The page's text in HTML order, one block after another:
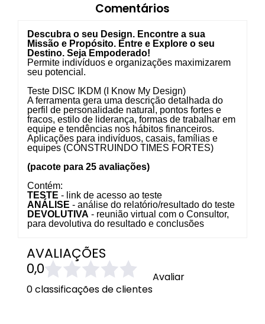
Comentários
Descubra o seu Design. Encontre a sua
Missão e Propósito. Entre e Explore o seu
Destino. Seja Empoderado!
Permite indivíduos e organizações maximizarem
seu potencial.
Teste DISC IKDM (I Know My Design)
A ferramenta gera uma descrição detalhada do
perfil de personalidade natural, pontos fortes e
fracos, estilo de liderança, formas de trabalhar em
equipe e tendências nos hábitos financeiros.
Aplicações para indivíduos, casais, famílias e
equipes (CONSTRUINDO TIMES FORTES)
(pacote para 25 avaliações)
Contém:
TESTE - link de acesso ao teste
ANÁLISE - análise do relatório/resultado do teste
DEVOLUTIVA - reunião virtual com o Consultor,
para devolutiva do resultado e conclusões
AVALIAÇÕES
0,0
0 classificações de clientes
Avaliar